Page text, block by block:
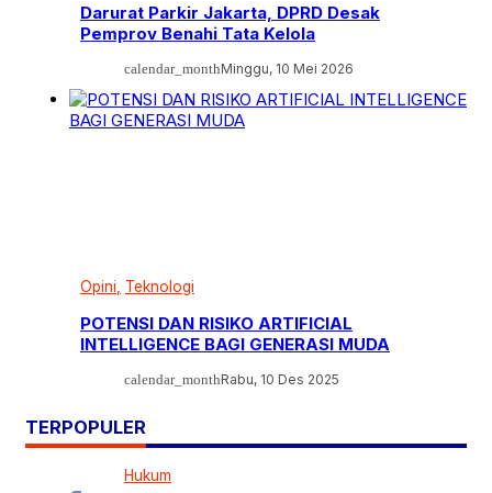
Darurat Parkir Jakarta, DPRD Desak
Pemprov Benahi Tata Kelola
calendar_monthMinggu, 10 Mei 2026
Opini Teknologi
POTENSI DAN RISIKO ARTIFICIAL
INTELLIGENCE BAGI GENERASI MUDA
calendar_monthRabu, 10 Des 2025
TERPOPULER
Hukum